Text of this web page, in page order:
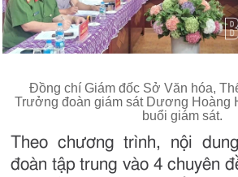
Đồng chí Giám đốc Sở Văn hóa,
Trưởng đoàn giám sát Dương Hoàng
buổi giám sát.
Theo chương trình, nội
đoàn tập trung vào 4 chuyên